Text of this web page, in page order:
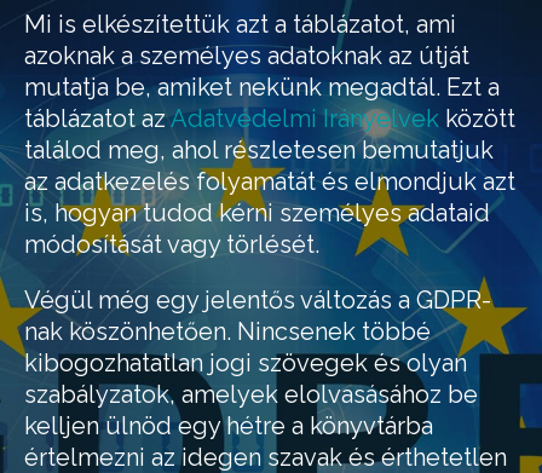
Mi is elkészítettük azt a táblázatot, ami
azoknak a személyes adatoknak az útját
mutatja be, amiket nekünk megadtál. Ezt a
táblázatot azAdatvédelmi Irányelvek között
találod meg, ahol részletesen bemutatjuk
az adatkezelés folyamatát és elmondjuk azt
is, hogyan tudod kérni személyes adataid
módosítását vagy törlését.
Végül még egy jelentős változás a GDPR-
nak köszönhetően. Nincsenek többé
kibogozhatatlan jogi szövegek és olyan
szabályzatok, amelyek elolvasásához be
kelljen ülnöd egy hétre a könyvtárba
értelmezni az idegen szavak és érthetetlen